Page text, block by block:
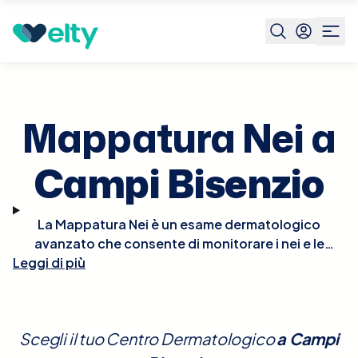
Prenota visita Campi Bisenzio
Mappatura Nei a
Campi Bisenzio
La Mappatura Nei è un esame dermatologico
avanzato che consente di monitorare i nei e le
lesioni pigmentate sulla pelle, utilizzando sistemi di
morfologici o di colore nei nei esistenti e
Leggi di più
Scegli il tuo Centro Dermatologicoa Campi